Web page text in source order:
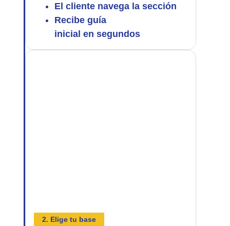
El cliente navega la sección
Recibe guía
inicial en segundos
2. Elige tu base